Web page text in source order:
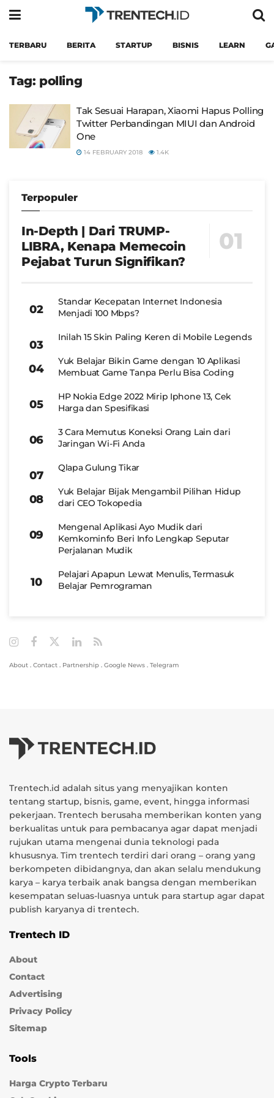
TERBARU BERITA STARTUP BISNIS LEARN
Tag: polling
Tak Sesuai Harapan, Xiaomi Hapus Polling
Twitter Perbandingan MIUI dan Android
One
14 FEBRUARY 2018 1.4K
Terpopuler
In-Depth | Dari TRUMP-
LIBRA, Kenapa Memecoin
Pejabat Turun Signifikan?
Standar Kecepatan Internet Indonesia
Menjadi 100 Mbps?
Inilah 15 Skin Paling Keren di Mobile Legends
Yuk Belajar Bikin Game dengan 10 Aplikasi
Membuat Game Tanpa Perlu Bisa Coding
HP Nokia Edge 2022 Mirip Iphone 13, Cek
Harga dan Spesifikasi
3 Cara Memutus Koneksi Orang Lain dari
Jaringan Wi-Fi Anda
Qlapa Gulung Tikar
Yuk Belajar Bijak Mengambil Pilihan Hidup
dari CEO Tokopedia
Mengenal Aplikasi Ayo Mudik dari
Kemkominfo Beri Info Lengkap Seputar
Perjalanan Mudik
Pelajari Apapun Lewat Menulis, Termasuk
Belajar Pemrograman
About . Contact . Partnership . Google News . Telegram
Trentech.id adalah situs yang menyajikan konten
tentang startup, bisnis, game, event, hingga informasi
pekerjaan. Trentech berusaha memberikan konten yang
berkualitas untuk para pembacanya agar dapat menjadi
rujukan utama mengenai dunia teknologi pada
khususnya. Tim trentech terdiri dari orang – orang yang
berkompeten dibidangnya, dan akan selalu mendukung
karya – karya terbaik anak bangsa dengan memberikan
kesempatan seluas-luasnya untuk para startup agar dapat
publish karyanya di trentech.
Trentech ID
About
Contact
Advertising
Privacy Policy
Sitemap
Tools
Harga Crypto Terbaru